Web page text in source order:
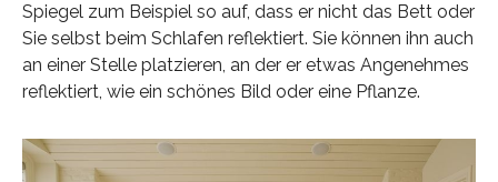
Spiegel zum Beispiel so auf, dass er nicht das Bett oder
Sie selbst beim Schlafen reflektiert. Sie können ihn auch
an einer Stelle platzieren, an der er etwas Angenehmes
reflektiert, wie ein schönes Bild oder eine Pflanze.